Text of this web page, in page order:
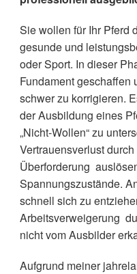
Sie wollen für Ihr Pferd
gesunde und
oder Sport. In dieser
Fundament geschaffen
schwer zu korrigieren.
der Ausbildung eines
„Nicht-Wollen“ zu
Vertrauensverlust
Überforderung
Spannungszustände.
schnell sich zu
Arbeitsverweigerung
nicht vom Ausbilder
Aufgrund meiner